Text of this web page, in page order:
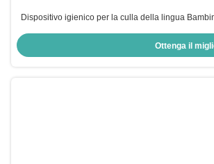
Dispositivo igienico per la culla della lingua
Ottenga il